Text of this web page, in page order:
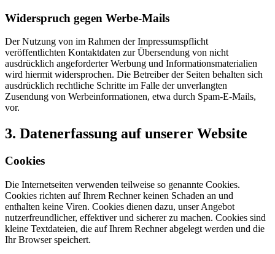
Widerspruch gegen Werbe-Mails
Der Nutzung von im Rahmen der Impressumspflicht
veröffentlichten Kontaktdaten zur Übersendung von nicht
ausdrücklich angeforderter Werbung und Informationsmaterialien
wird hiermit widersprochen. Die Betreiber der Seiten behalten sich
ausdrücklich rechtliche Schritte im Falle der unverlangten
Zusendung von Werbeinformationen, etwa durch Spam-E-Mails,
vor.
3. Datenerfassung auf unserer Website
Cookies
Die Internetseiten verwenden teilweise so genannte Cookies.
Cookies richten auf Ihrem Rechner keinen Schaden an und
enthalten keine Viren. Cookies dienen dazu, unser Angebot
nutzerfreundlicher, effektiver und sicherer zu machen. Cookies sind
kleine Textdateien, die auf Ihrem Rechner abgelegt werden und die
Ihr Browser speichert.